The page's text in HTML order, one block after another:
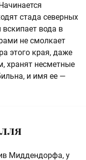
стада северных
вода в
не смолкает
этого края, даже
хранят несметные
и имя ее —
Миддендорфа, у